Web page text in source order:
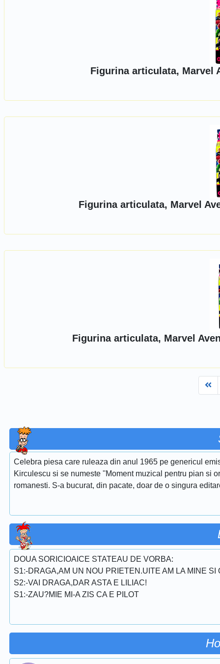
Figurina articulata, Marvel
Figurina articulata, Marvel
Figurina articulata, Marvel
Celebra piesa care ruleaza din anul 1965 pe genericul
Kirculescu si se numeste ''Moment muzical pentru pian si
romanesti. S-a bucurat, din pacate, doar de o singura
DOUA SORICIOAICE STATEAU DE VORBA:
S1:-DRAGA,AM UN NOU PRIETEN.UITE AM LA MINE SI
S2:-VAI DRAGA,DAR ASTA E LILIAC!
S1:-ZAU?MIE MI-A ZIS CA E PILOT